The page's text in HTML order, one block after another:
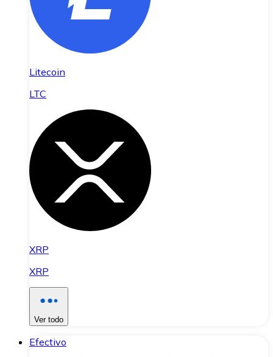
Litecoin
LTC
XRP
XRP
Ver todo
Efectivo